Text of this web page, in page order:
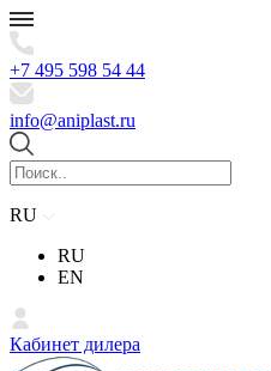
+7 495 598 54 44
info@aniplast.ru
RU
RU
EN
Кабинет дилера